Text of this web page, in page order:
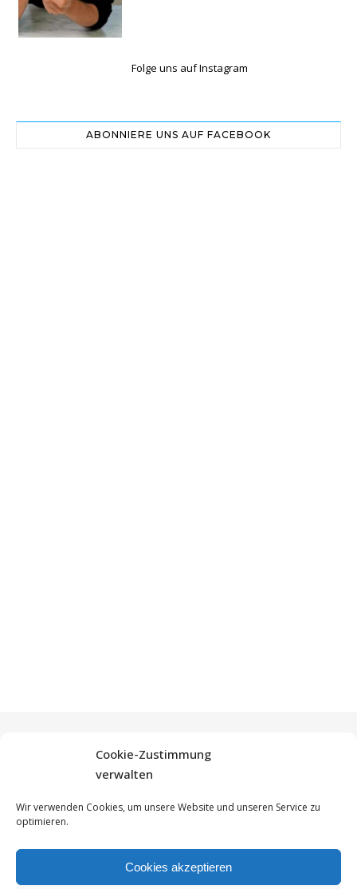
Cookie-Zustimmung
verwalten
Wir verwenden Cookies, um unsere Website und unseren Service zu
optimieren.
Cookies akzeptieren
Folge uns auf Instagram
ABONNIERE UNS AUF FACEBOOK
© Yammibean, 2026 - All Rights Reserved